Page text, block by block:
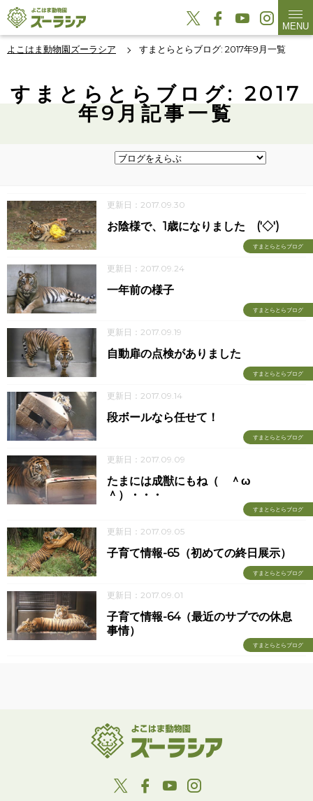
MENU
よこはま動物園ズーラシア すまとらとらブログ: 2017年9月一覧
すまとらとらブログ: 2017
年9月記事一覧
更新日：2017.09.30
すまとらとらブログ
お陰様で、1歳になりました ('◇')ゞ
更新日：2017.09.24
すまとらとらブログ
一年前の様子
更新日：2017.09.19
すまとらとらブログ
自動扉の点検がありました
更新日：2017.09.14
すまとらとらブログ
段ボールなら任せて！
更新日：2017.09.09
すまとらとらブログ
たまには成獣にもね（ ＾ω
＾）・・・
更新日：2017.09.05
すまとらとらブログ
子育て情報-65（初めての終日展示）
更新日：2017.09.01
すまとらとらブログ
子育て情報-64（最近のサブでの休息
事情）